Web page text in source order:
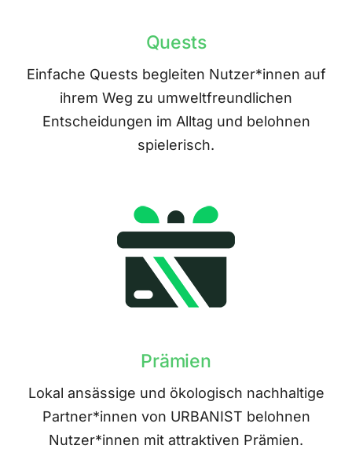
Quests
Einfache Quests begleiten Nutzer*innen auf
ihrem Weg zu umweltfreundlichen
Entscheidungen im Alltag und belohnen
spielerisch.
Prämien
Lokal ansässige und ökologisch nachhaltige
Partner*innen von URBANIST belohnen
Nutzer*innen mit attraktiven Prämien.